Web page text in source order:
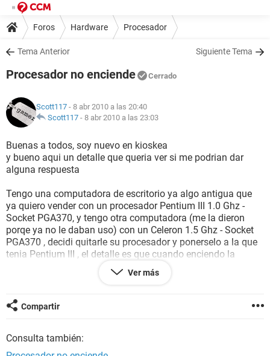
Foros Hardware Procesador
Tema Anterior Siguiente Tema
Procesador no enciende Cerrado
Scott117 - 8 abr 2010 a las 20:40
Scott117 - 8 abr 2010 a las 23:03
Buenas a todos, soy nuevo en kioskea
y bueno aqui un detalle que queria ver si me podrian dar
alguna respuesta
Tengo una computadora de escritorio ya algo antigua que
ya quiero vender con un procesador Pentium III 1.0 Ghz -
Socket PGA370, y tengo otra computadora (me la dieron
porqe ya no le daban uso) con un Celeron 1.5 Ghz - Socket
PGA370 , decidi quitarle su procesador y ponerselo a la que
tenia Pentium III , el detalle es que cuando enciendo la
maquina , el procesador no arranca, nisiquiera se calienta
(ovio por que el abanico no gira) y es el mismo socket , cual
estara dañado? no tiene nigun pin doblado, y pues al parecer
no se ve quemado...
cualquier cosa les agradesco su apoyo y su tiempo
y a kioskea por este foro que me an ayudado de amadre
Ver más
Compartir
Consulta también: